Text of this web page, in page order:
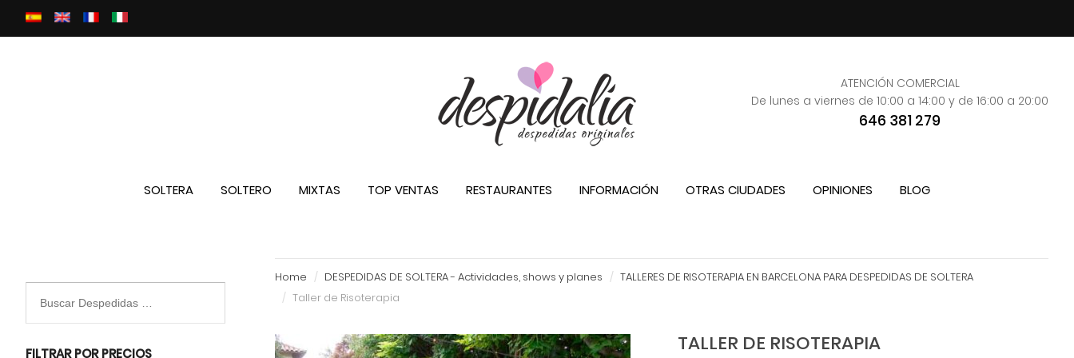
ATENCIÓN COMERCIAL
De lunes a viernes de 10:00 a 14:00 y de 16:00 a 20:00
646 381 279
SOLTERA SOLTERO MIXTAS TOP VENTAS RESTAURANTES INFORMACIÓN OTRAS CIUDADES OPINIONES BLOG
Home DESPEDIDAS DE SOLTERA - Actividades, shows y planes
TALLERES DE RISOTERAPIA EN BARCELONA PARA DESPEDIDAS DE SOLTERA
Taller de Risoterapia
TALLER DE RISOTERAPIA
FILTRAR POR PRECIOS